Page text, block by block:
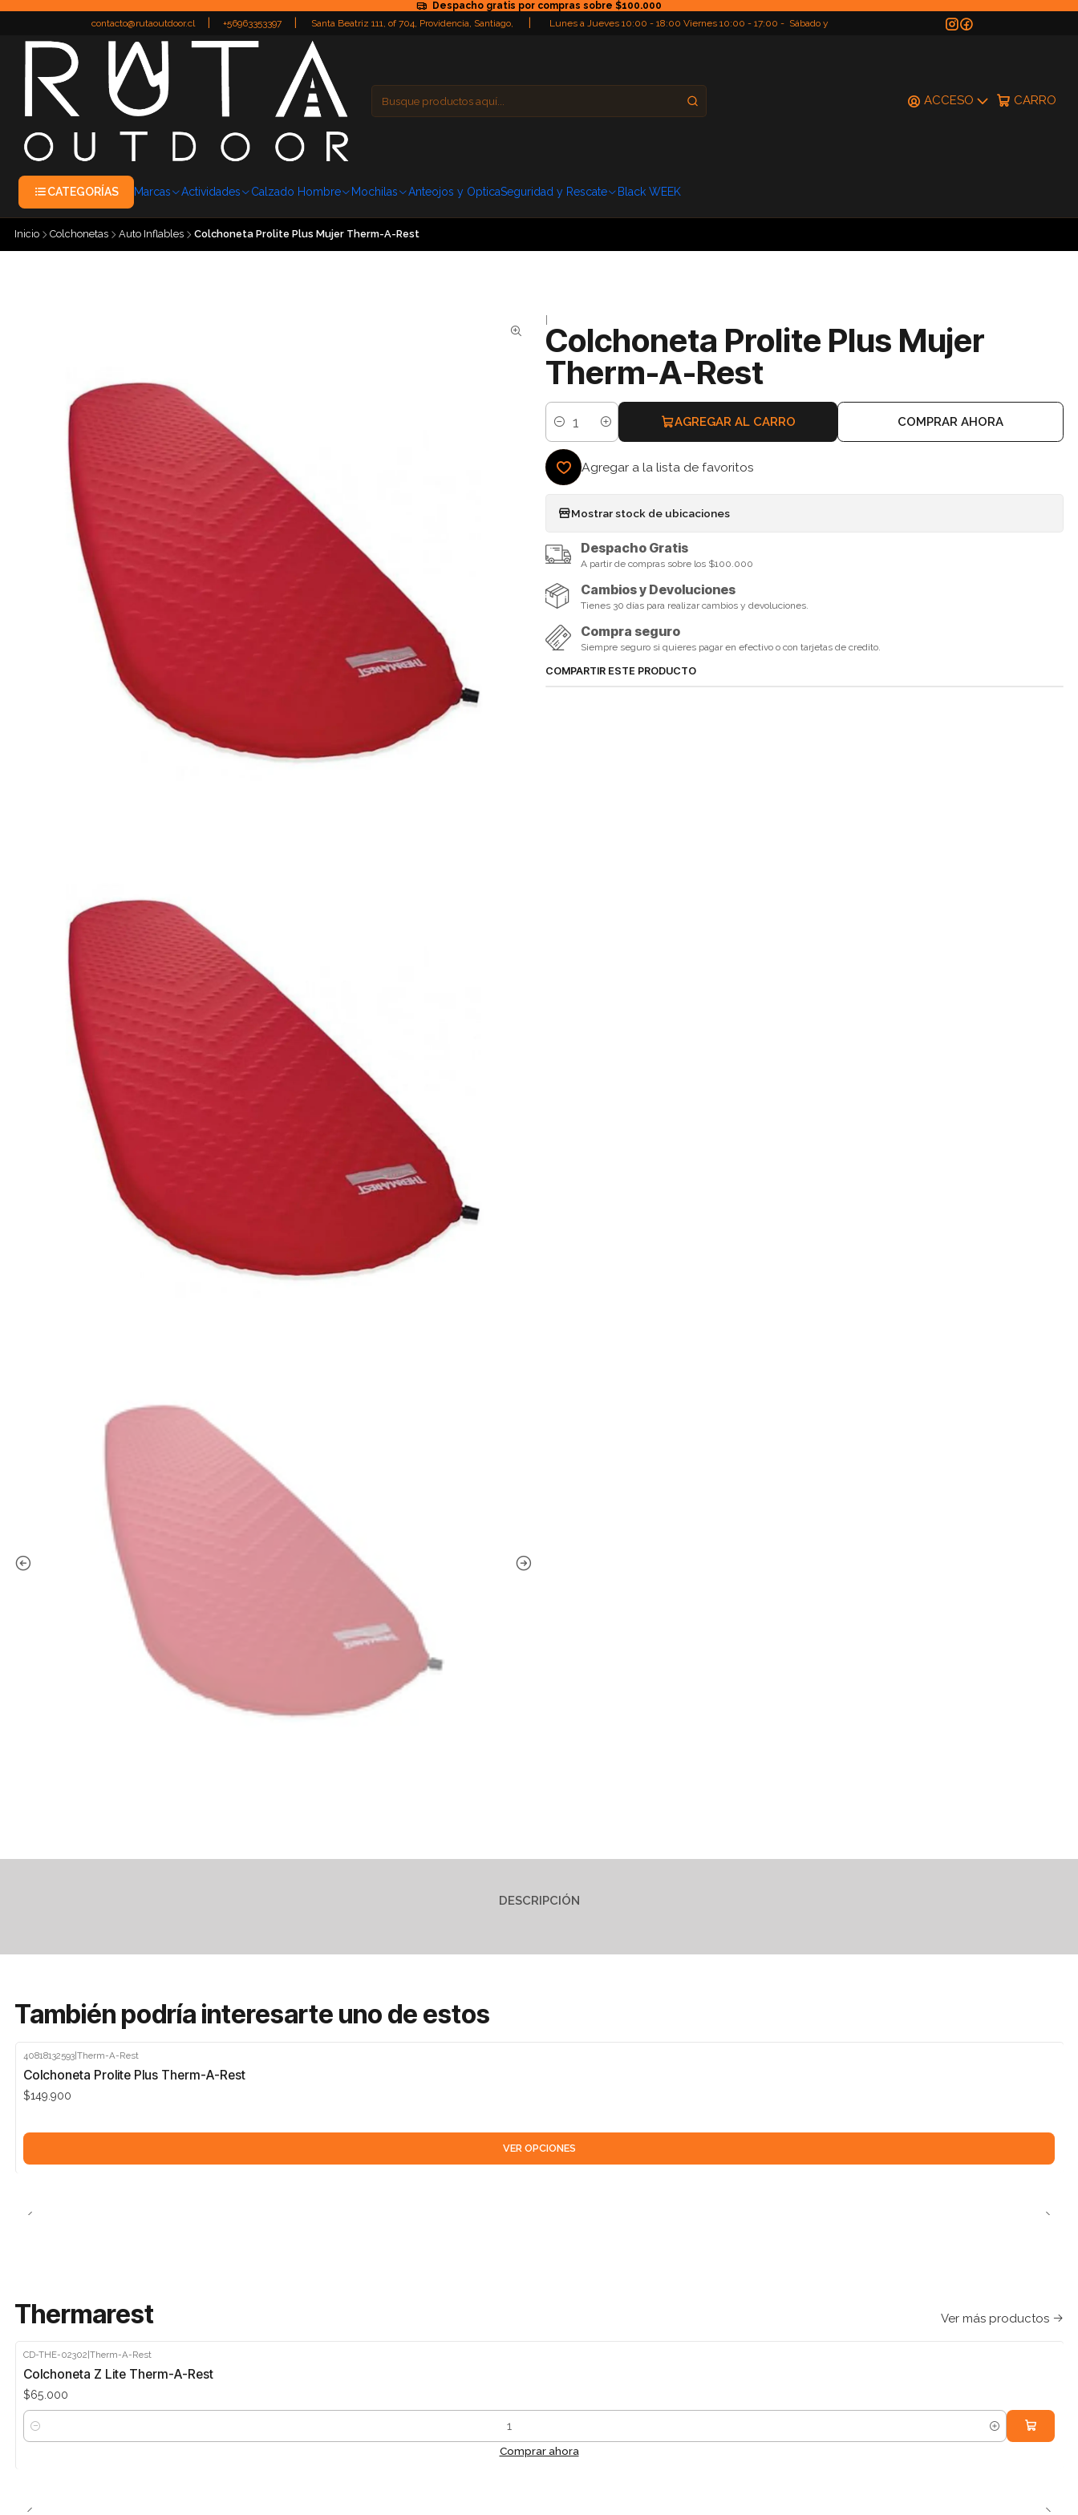
Despacho gratis por compras sobre $100.000
contacto@rutaoutdoor.cl
+56963353397
Santa Beatriz 111, of 704, Providencia, Santiago,
Lunes a Jueves 10:00 - 18:00 Viernes 10:00 - 17:00 - Sábado y
ACCESO CARRO
CATEGORÍAS Marcas Actividades Calzado Hombre Mochilas Anteojos y OpticaSeguridad y Rescate Black WEEK
Inicio Colchonetas Auto Inflables Colchoneta Prolite Plus Mujer Therm-A-Rest
|
Colchoneta Prolite Plus Mujer
Therm-A-Rest
Cantidad
AGREGAR AL CARRO COMPRAR AHORA
Agregar a la lista de favoritos
Mostrar stock de ubicaciones
Despacho Gratis
A partir de compras sobre los $100.000
Cambios y Devoluciones
Tienes 30 días para realizar cambios y devoluciones.
Compra seguro
Siempre seguro si quieres pagar en efectivo o con tarjetas de credito.
COMPARTIR ESTE PRODUCTO
DESCRIPCIÓN
También podría interesarte uno de estos
40818132593|Therm-A-Rest
Colchoneta Prolite Plus Therm-A-Rest
$149.900
VER OPCIONES
Thermarest Ver más productos
CD-THE-02302 Therm-A-Rest
Colchoneta Z Lite Therm-A-Rest
$65.000
Cantidad
Comprar ahora